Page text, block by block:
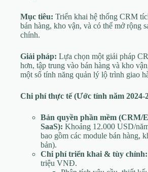
Mục tiêu: Triển khai hệ thống CRM
bán hàng, kho vận, và có thể mở rộng
chính.
Giải pháp: Lựa chọn một giải pháp
hơn, tập trung vào bán hàng và kho
một số tính năng quản lý lộ trình giao
Chi phí thực tế (Ước tính năm 2024-
Bản quyền phần mềm (CRM/
SaaS): Khoảng 12.000 USD/
bao gồm các module bán hàng,
bản).
Chi phí triển khai & tùy chỉnh:
triệu VNĐ.